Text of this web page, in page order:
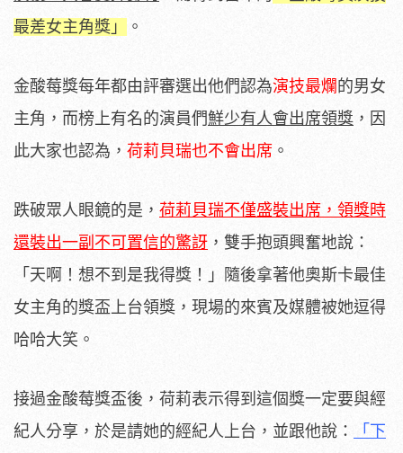
最差女主角獎」
。
金酸莓獎每年都由評審選出他們認為演技最爛的男女
主角，而榜上有名的演員們鮮少有人會出席領獎 ，因
此大家也認為， 荷莉貝瑞也不會出席 。
跌破眾人眼鏡的是， 荷莉貝瑞不僅盛裝出席 ，領獎時
還裝出一副不可置信的驚訝 ，雙手抱頭興奮地說：
「天啊！想不到是我得獎！」隨後拿著他奧斯卡最佳
女主角的獎盃上台領獎，現場的來賓及媒體被她逗得
哈哈大笑。
接過金酸莓獎盃後，荷莉表示得到這個獎一定要與經
紀人分享，於是請她的經紀人上台，並跟他說：
「下